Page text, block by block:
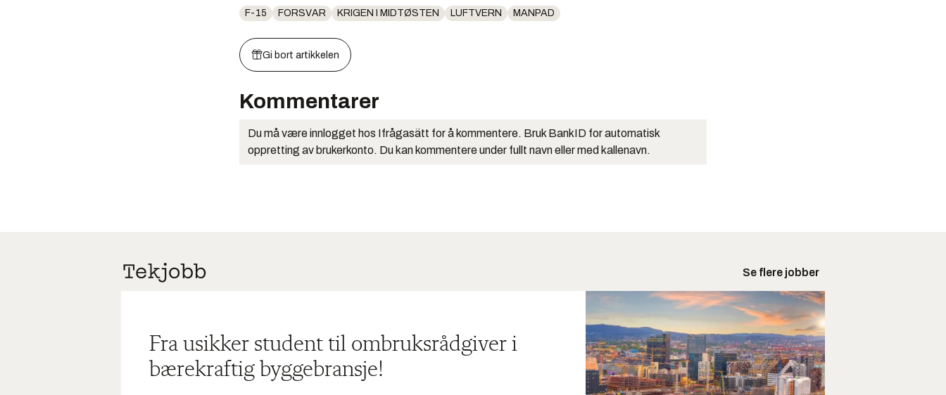
F-15 FORSVAR KRIGEN I MIDTØSTEN LUFTVERN MANPAD
Gi bort artikkelen
Kommentarer
Du må være innlogget hos Ifrågasätt for å kommentere. Bruk BankID for automatisk
oppretting av brukerkonto. Du kan kommentere under fullt navn eller med kallenavn.
Se flere jobber
Fra usikker student til ombruksrådgiver i
bærekraftig byggebransje!